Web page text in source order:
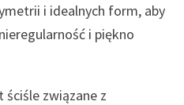
i idealnych form, aby
i piękno
związane z